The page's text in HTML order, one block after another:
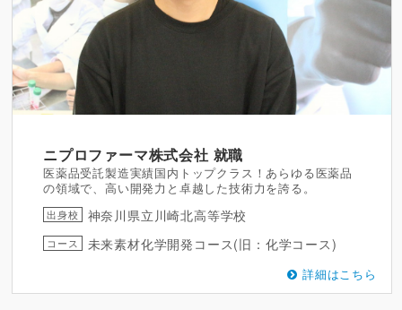
ニプロファーマ株式会社 就職
医薬品受託製造実績国内トップクラス！あらゆる医薬品
の領域で、高い開発力と卓越した技術力を誇る。
出身校 神奈川県立川崎北高等学校
コース 未来素材化学開発コース(旧：化学コース)
詳細はこちら